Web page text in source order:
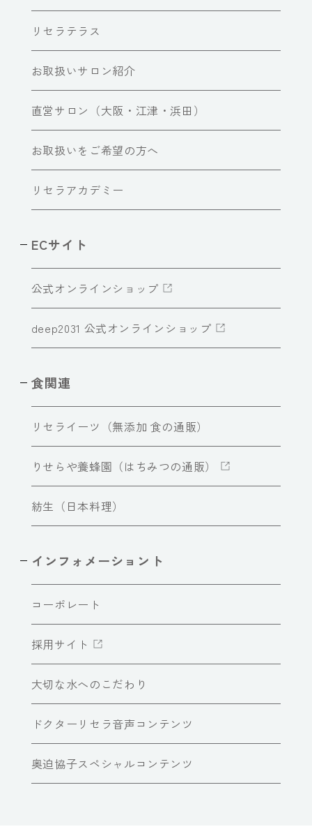
リセラテラス
お取扱いサロン紹介
直営サロン（大阪・江津・浜田）
お取扱いをご希望の方へ
リセラアカデミー
ECサイト
公式オンラインショップ
deep2031 公式オンラインショップ
食関連
リセライーツ（無添加 食の通販）
りせらや養蜂園（はちみつの通販）
紡生（日本料理）
インフォメーショント
コーポレート
採用サイト
大切な水へのこだわり
ドクターリセラ音声コンテンツ
奥迫協子スペシャルコンテンツ